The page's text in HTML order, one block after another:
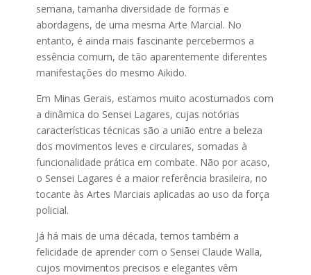
semana, tamanha diversidade de formas e
abordagens, de uma mesma Arte Marcial. No
entanto, é ainda mais fascinante percebermos a
essência comum, de tão aparentemente diferentes
manifestações do mesmo Aikido.
Em Minas Gerais, estamos muito acostumados com
a dinâmica do Sensei Lagares, cujas notórias
características técnicas são a união entre a beleza
dos movimentos leves e circulares, somadas à
funcionalidade prática em combate. Não por acaso,
o Sensei Lagares é a maior referência brasileira, no
tocante às Artes Marciais aplicadas ao uso da força
policial.
Já há mais de uma década, temos também a
felicidade de aprender com o Sensei Claude Walla,
cujos movimentos precisos e elegantes vêm